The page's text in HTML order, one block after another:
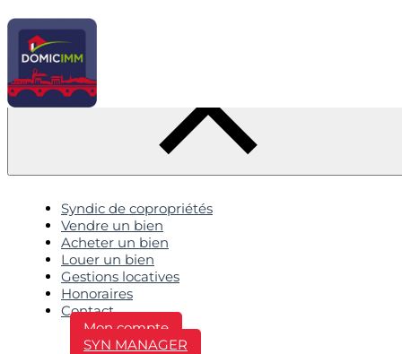
Syndic de copropriétés
Vendre un bien
Acheter un bien
Louer un bien
Gestions locatives
Honoraires
Contact
Mon compte
SYN MANAGER